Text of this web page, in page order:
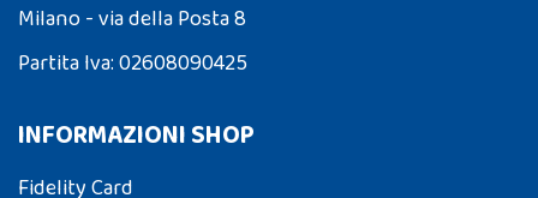
Milano - via della Posta 8
Partita Iva: 02608090425
INFORMAZIONI SHOP
Fidelity Card